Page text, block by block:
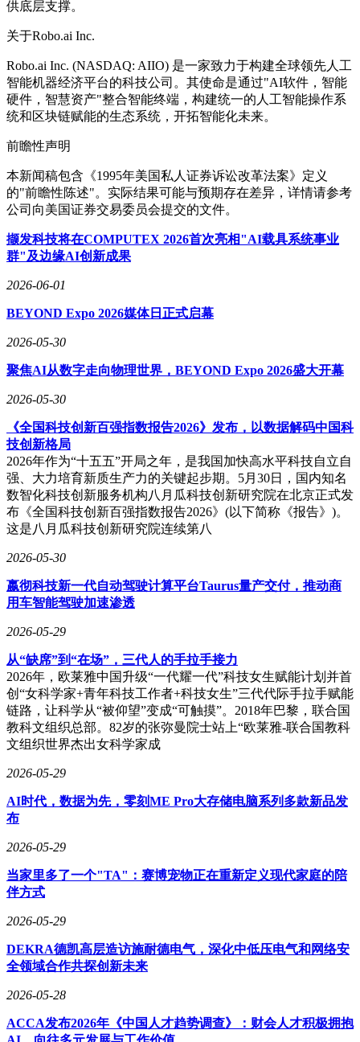
供底层支撑。
关于Robo.ai Inc.
Robo.ai Inc. (NASDAQ: AIIO) 是一家致力于构建全球领先人工
智能机器经济平台的科技公司。其使命是通过"AI软件，智能
硬件，智慧资产"整合智能终端，构建统一的人工智能操作系
统和区块链赋能的生态系统，开拓智能化未来。
前瞻性声明
本新闻稿包含《1995年美国私人证券诉讼改革法案》定义
的"前瞻性陈述"。实际结果可能与预期存在差异，详情请参考
公司向美国证券交易委员会提交的文件。
撷发科技将在COMPUTEX 2026首次亮相"AI载具系统事业
群"及边缘AI创新成果
2026-06-01
BEYOND Expo 2026媒体日正式启幕
2026-05-30
聚焦AI从数字走向物理世界，BEYOND Expo 2026盛大开幕
2026-05-30
《全国科技创新百强指数报告2026》发布，以数据解码中国科
技创新格局
2026年作为“十五五”开局之年，是我国加快高水平科技自立自
强、大力培育新质生产力的关键起步期。5月30日，国内知名
数智化科技创新服务机构八月瓜科技创新研究院在北京正式发
布《全国科技创新百强指数报告2026》(以下简称《报告》)。
这是八月瓜科技创新研究院连续第八
2026-05-30
嬴彻科技新一代自动驾驶计算平台Taurus量产交付，推动商
用车智能驾驶加速渗透
2026-05-29
从“缺席”到“在场”，三代人的手拉手接力
2026年，欧莱雅中国升级“一代耀一代”科技女生赋能计划并首
创“女科学家+青年科技工作者+科技女生”三代代际手拉手赋能
链路，让科学从“被仰望”变成“可触摸”。2018年巴黎，联合国
教科文组织总部。82岁的张弥曼院士站上“欧莱雅-联合国教科
文组织世界杰出女科学家成
2026-05-29
AI时代，数据为先，零刻ME Pro大存储电脑系列多款新品发
布
2026-05-29
当家里多了一个"TA"：赛博宠物正在重新定义现代家庭的陪
伴方式
2026-05-29
DEKRA德凯高层造访施耐德电气，深化中低压电气和网络安
全领域合作共探创新未来
2026-05-28
ACCA发布2026年《中国人才趋势调查》：财会人才积极拥抱